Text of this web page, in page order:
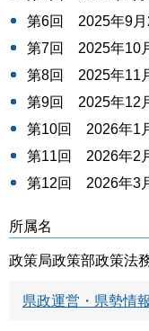
第6回 2025年9
第7回 2025年10
第8回 2025年11
第9回 2025年12
第10回 2026年1
第11回 2026年2
第12回 2026年3
所属名
政策局政策部政策法
県政運営・県勢情報